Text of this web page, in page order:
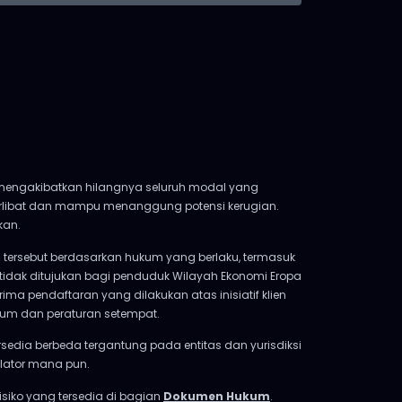
hilangnya seluruh modal yang
dan mampu menanggung potensi kerugian.
berdasarkan hukum yang berlaku, termasuk
ditujukan bagi penduduk Wilayah Ekonomi Eropa
pendaftaran yang dilakukan atas inisiatif klien
dan peraturan setempat.
berbeda tergantung pada entitas dan yurisdiksi
mana pun.
yang tersedia di bagian Dokumen Hukum.